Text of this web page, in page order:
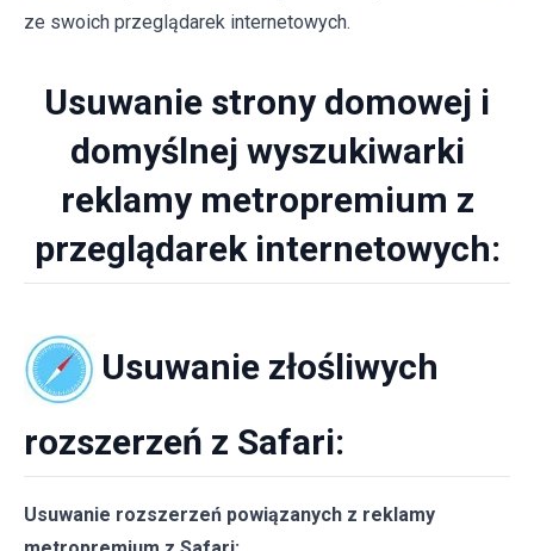
ze swoich przeglądarek internetowych.
Usuwanie strony domowej i
domyślnej wyszukiwarki
reklamy metropremium z
przeglądarek internetowych:
Usuwanie złośliwych
rozszerzeń z Safari:
Usuwanie rozszerzeń powiązanych z reklamy